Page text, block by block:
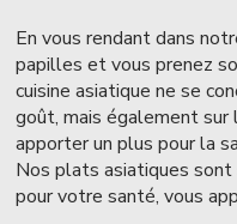
En vous rendant dans
papilles et vous prenez
cuisine asiatique ne se
goût, mais également
apporter un plus pour la
Nos plats asiatiques
pour votre santé, vous